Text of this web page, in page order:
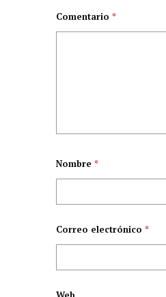
Comentario *
Nombre *
Correo electrónico *